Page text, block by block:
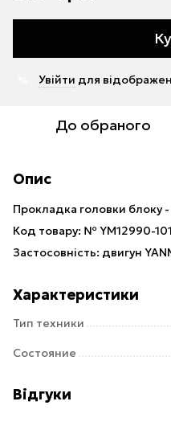
Увійти для
До обраного
Опис
Прокладка головки блоку -
Код товару: № YM12990-
Застосовність: двигун
Характеристики
Тип техники
Состояние
Відгуки